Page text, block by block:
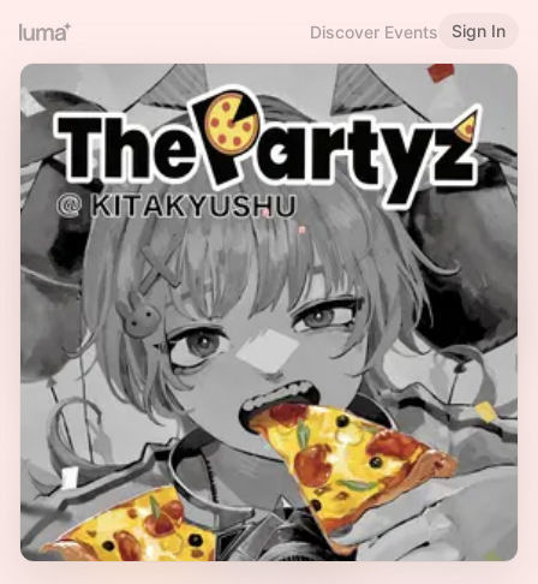
Discover Events Sign In